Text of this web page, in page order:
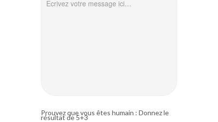
Prouvez que vous êtes humain : Donnez le
résultat de 5+3